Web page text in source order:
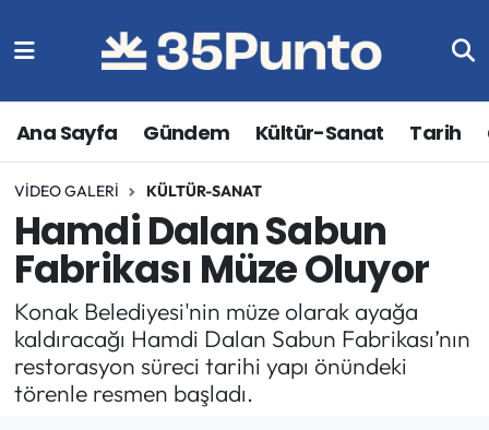
Ana Sayfa Gündem Kültür-Sanat Tarih
VIDEO GALERI KÜLTÜR-SANAT
Hamdi Dalan Sabun
Fabrikası Müze Oluyor
Konak Belediyesi'nin müze olarak ayağa
kaldıracağı Hamdi Dalan Sabun Fabrikası’nın
restorasyon süreci tarihi yapı önündeki
törenle resmen başladı.